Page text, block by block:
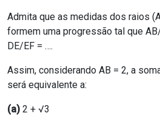
Admita que as medidas dos raios
formem uma progressão tal que
DE/EF = ….
Assim, considerando AB = 2, a
será equivalente a:
(a) 2 + √3